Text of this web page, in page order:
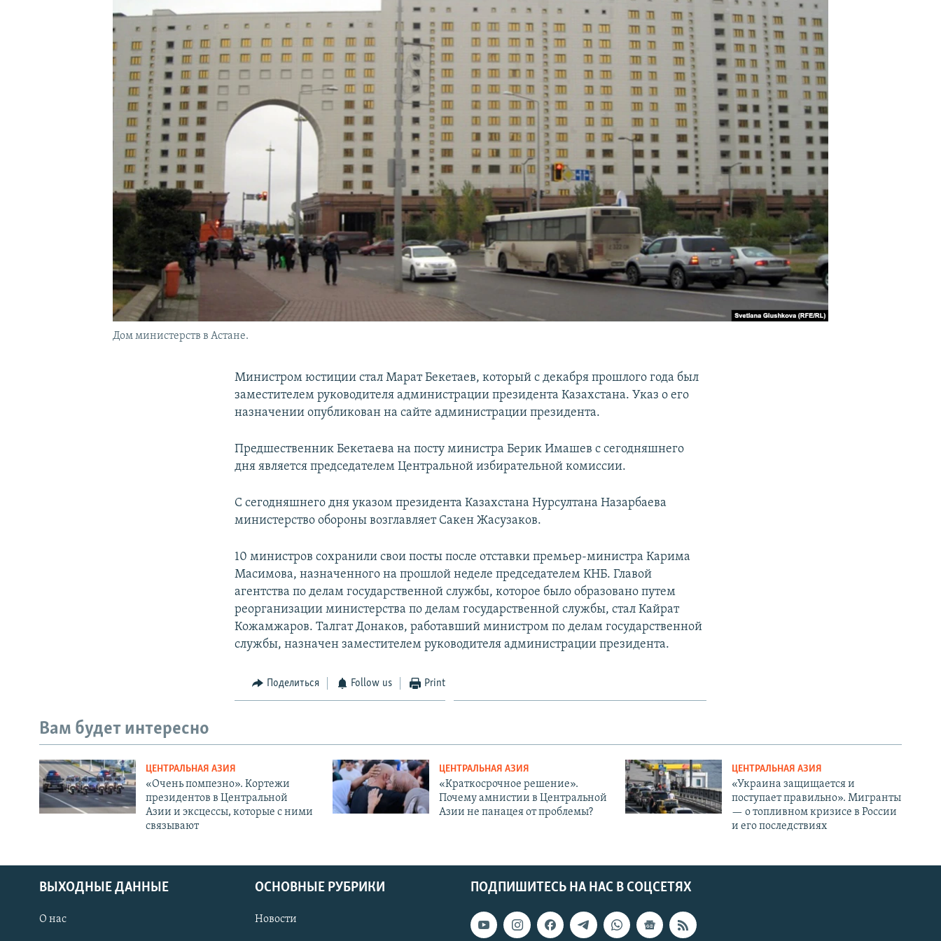
Дом министерств в Астане.
Министром юстиции стал Марат Бекетаев, который с декабря прошлого года был
заместителем руководителя администрации президента Казахстана. Указ о его
назначении опубликован на сайте администрации президента.
Предшественник Бекетаева на посту министра Берик Имашев с сегодняшнего
дня является председателем Центральной избирательной комиссии.
С сегодняшнего дня указом президента Казахстана Нурсултана Назарбаева
министерство обороны возглавляет Сакен Жасузаков.
10 министров сохранили свои посты после отставки премьер-министра Карима
Масимова, назначенного на прошлой неделе председателем КНБ. Главой
агентства по делам государственной службы, которое было образовано путем
реорганизации министерства по делам государственной службы, стал Кайрат
Кожамжаров. Талгат Донаков, работавший министром по делам государственной
службы, назначен заместителем руководителя администрации президента.
Поделиться Follow us Print
Вам будет интересно
ЦЕНТРАЛЬНАЯ АЗИЯ
«Очень помпезно». Кортежи
президентов в Центральной
Азии и эксцессы, которые с ними
связывают
ЦЕНТРАЛЬНАЯ АЗИЯ
«Краткосрочное решение».
Почему амнистии в Центральной
Азии не панацея от проблемы?
ЦЕНТРАЛЬНАЯ АЗИЯ
«Украина защищается и
поступает правильно». Мигранты
— о топливном кризисе в России
и его последствиях
ПОДПИШИТЕСЬ НА НАС В СОЦСЕТЯХ
ВЫХОДНЫЕ ДАННЫЕ
О нас
ОСНОВНЫЕ РУБРИКИ
Новости